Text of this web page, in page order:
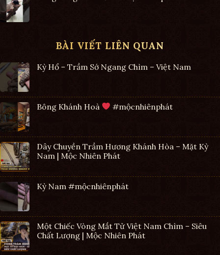
BÀI VIẾT LIÊN QUAN
Kỳ Hổ – Trầm Sớ Ngang Chìm – Việt Nam
Bông Khánh Hoà #mộcnhiênphát
Dây Chuyền Trầm Hương Khánh Hòa – Mặt Kỳ
Nam | Mộc Nhiên Phát
Kỳ Nam #mộcnhiênphát
Một Chiếc Vòng Mắt Tử Việt Nam Chìm – Siêu
Chất Lượng | Mộc Nhiên Phát